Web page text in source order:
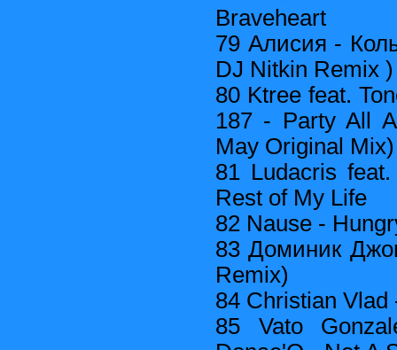
Braveheart
79 Алисия -
DJ Nitkin Remix )
80 Ktree feat.
187 - Party All
May Original Mix)
81 Ludacris
Rest of My Life
82 Nause -
83 Доминик
Remix)
84 Christian
85 Vato